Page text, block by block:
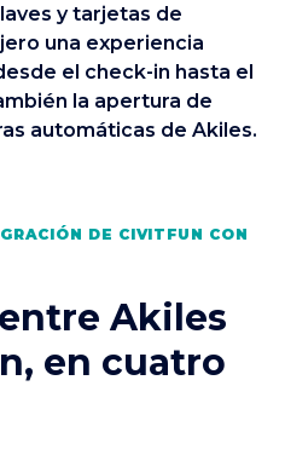
y tarjetas de
una experiencia
el check-in hasta el
la apertura de
automáticas de Akiles.
DE CIVITFUN CON
Akiles
en cuatro